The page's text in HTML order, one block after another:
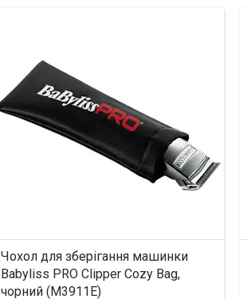
Чохол для зберігання машинки
Babyliss PRO Clipper Cozy Bag,
чорний (M3911E)